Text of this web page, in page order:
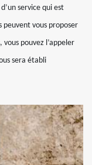
service qui est
peuvent vous proposer
pouvez l’appeler
sera établi